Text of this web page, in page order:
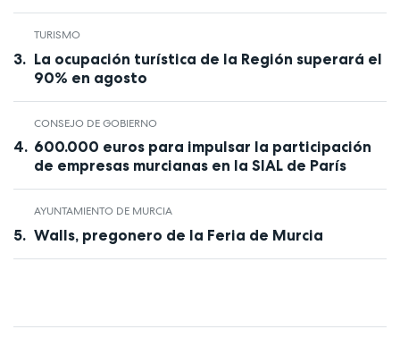
TURISMO
La ocupación turística de la Región superará el
90% en agosto
CONSEJO DE GOBIERNO
600.000 euros para impulsar la participación
de empresas murcianas en la SIAL de París
AYUNTAMIENTO DE MURCIA
Walls, pregonero de la Feria de Murcia